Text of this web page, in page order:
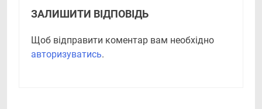
ЗАЛИШИТИ ВІДПОВІДЬ
Щоб відправити коментар вам необхідно
авторизуватись.